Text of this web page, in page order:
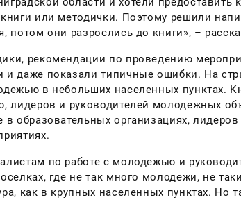
или методички. Поэтому решили
потом они разрослись до книги», –
рекомендации по проведению
и даже показали типичные ошибки. На
в небольших населенных пунктах.
лидеров и руководителей молодежных
в образовательных организациях,
по работе с молодежью и
где не так много молодежи, не
как в крупных населенных пунктах.